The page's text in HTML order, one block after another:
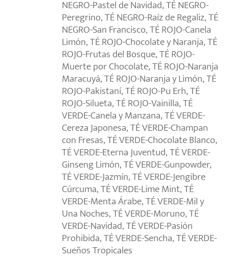
NEGRO-Pastel de Navidad, TÉ NEGRO-
Peregrino, TÉ NEGRO-Raíz de Regaliz, TÉ
NEGRO-San Francisco, TÉ ROJO-Canela
Limón, TÉ ROJO-Chocolate y Naranja, TÉ
ROJO-Frutas del Bosque, TÉ ROJO-
Muerte por Chocolate, TÉ ROJO-Naranja
Maracuyá, TÉ ROJO-Naranja y Limón, TÉ
ROJO-Pakistaní, TÉ ROJO-Pu Erh, TÉ
ROJO-Silueta, TÉ ROJO-Vainilla, TÉ
VERDE-Canela y Manzana, TÉ VERDE-
Cereza Japonesa, TÉ VERDE-Champan
con Fresas, TÉ VERDE-Chocolate Blanco,
TÉ VERDE-Eterna Juventud, TÉ VERDE-
Ginseng Limón, TÉ VERDE-Gunpowder,
TÉ VERDE-Jazmín, TÉ VERDE-Jengibre
Cúrcuma, TÉ VERDE-Lime Mint, TÉ
VERDE-Menta Árabe, TÉ VERDE-Mil y
Una Noches, TÉ VERDE-Moruno, TÉ
VERDE-Navidad, TÉ VERDE-Pasión
Prohibida, TÉ VERDE-Sencha, TÉ VERDE-
Sueños Tropicales